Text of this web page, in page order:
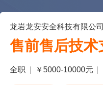
龙岩龙安安全科技有限公司
售前售后技术
全职 ￥5000-10000元